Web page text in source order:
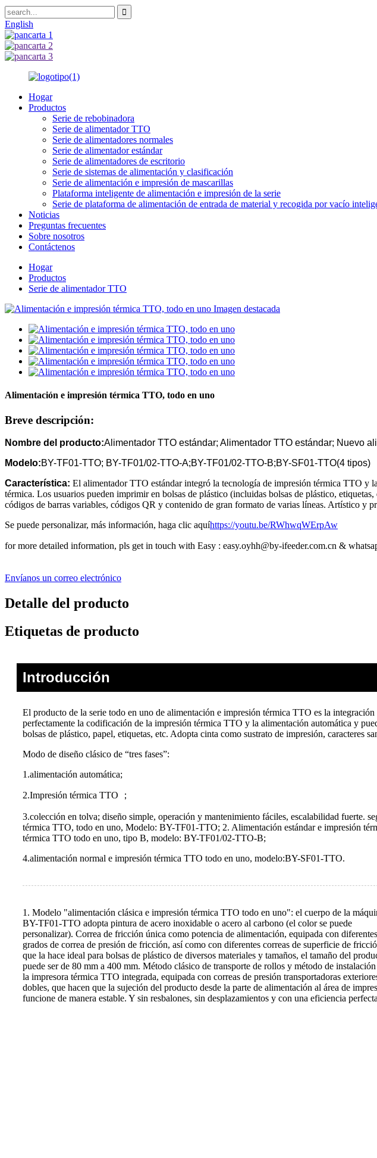
English
Hogar
Productos
Serie de rebobinadora
Serie de alimentador TTO
Serie de alimentadores normales
Serie de alimentador estándar
Serie de alimentadores de escritorio
Serie de sistemas de alimentación y clasificación
Serie de alimentación e impresión de mascarillas
Plataforma inteligente de alimentación e impresión de la serie
Serie de plataforma de alimentación de entrada de material y recogida por vacío
Noticias
Preguntas frecuentes
Sobre nosotros
Contáctenos
Hogar
Productos
Serie de alimentador TTO
Alimentación e impresión térmica TTO, todo en uno
Breve descripción:
Nombre del producto:Alimentador TTO estándar; Alimentador TTO estándar; Nuevo
Modelo:BY-TF01-TTO; BY-TF01/02-TTO-A;BY-TF01/02-TTO-B;BY-SF01-TTO(4 tipos)
Característica: El alimentador TTO estándar integró la tecnología de impresión térmica TTO y
térmica. Los usuarios pueden imprimir en bolsas de plástico (incluidas bolsas de plástico,
códigos de barras variables, códigos QR y contenido de gran formato de varias líneas. Artístico y
Se puede personalizar, más información, haga clic aquíhttps://youtu.be/RWhwqWErpAw
for more detailed information, pls get in touch with Easy : easy.oyhh@by-ifeeder.com.cn &
Envíanos un correo electrónico
Detalle del producto
Etiquetas de producto
Introducción
El producto de la serie todo en uno de alimentación e impresión térmica TTO es la
perfectamente la codificación de la impresión térmica TTO y la alimentación automática y
bolsas de plástico, papel, etiquetas, etc. Adopta cinta como sustrato de impresión, caracteres
Modo de diseño clásico de “tres fases”:
1.alimentación automática;
2.Impresión térmica TTO ；
3.colección en tolva; diseño simple, operación y mantenimiento fáciles, escalabilidad fuerte.
térmica TTO, todo en uno, Modelo: BY-TF01-TTO; 2. Alimentación estándar e impresión
térmica TTO todo en uno, tipo B, modelo: BY-TF01/02-TTO-B;
4.alimentación normal e impresión térmica TTO todo en uno, modelo:BY-SF01-TTO.
1. Modelo "alimentación clásica e impresión térmica TTO todo en uno": el cuerpo de la
BY-TF01-TTO adopta pintura de acero inoxidable o acero al carbono (el color se puede
personalizar). Correa de fricción única como potencia de alimentación, equipada con diferentes
grados de correa de presión de fricción, así como con diferentes correas de superficie de
que la hace ideal para bolsas de plástico de diversos materiales y tamaños, el tamaño del
puede ser de 80 mm a 400 mm. Método clásico de transporte de rollos y método de
la impresora térmica TTO integrada, equipada con correas de presión transportadoras
dobles, que hacen que la sujeción del producto desde la parte de alimentación al área de
funcione de manera estable. Y sin resbalones, sin desplazamientos y con una eficiencia